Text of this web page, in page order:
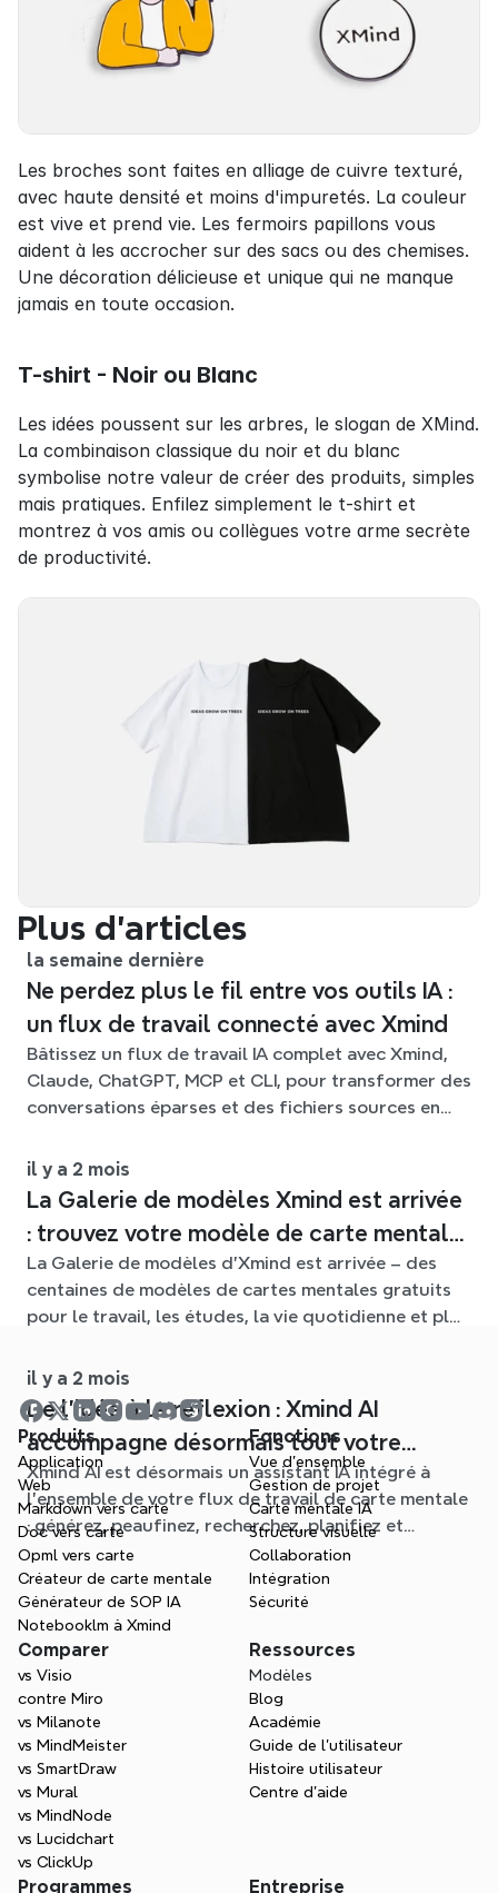
Les broches sont faites en alliage de cuivre texturé,
avec haute densité et moins d'impuretés. La couleur
est vive et prend vie. Les fermoirs papillons vous
aident à les accrocher sur des sacs ou des chemises.
Une décoration délicieuse et unique qui ne manque
jamais en toute occasion.
T-shirt - Noir ou Blanc
Les idées poussent sur les arbres, le slogan de XMind.
La combinaison classique du noir et du blanc
symbolise notre valeur de créer des produits, simples
mais pratiques. Enfilez simplement le t-shirt et
montrez à vos amis ou collègues votre arme secrète
de productivité.
Plus d’articles
la semaine dernière
Ne perdez plus le fil entre vos outils IA :
un flux de travail connecté avec Xmind
Bâtissez un flux de travail IA complet avec Xmind,
Claude, ChatGPT, MCP et CLI, pour transformer des
conversations éparses et des fichiers sources en
il y a 2 mois
La Galerie de modèles Xmind est arrivée
: trouvez votre modèle de carte mentale
pour chaque situation
La Galerie de modèles d'Xmind est arrivée – des
centaines de modèles de cartes mentales gratuits
pour le travail, les études, la vie quotidienne et plus
la page blanche.
il y a 2 mois
De l'idée à la réflexion : Xmind AI
accompagne désormais tout votre
processus de carte mentale
Xmind AI est désormais un assistant IA intégré à
l'ensemble de votre flux de travail de carte mentale
: générez, peaufinez, recherchez, planifiez et
exportez, le tout sans quitter votre Schéma.
Produits
Application
Web
Markdown vers carte
Doc vers carte
Opml vers carte
Créateur de carte mentale
Générateur de SOP IA
Notebooklm à Xmind
Fonctions
Vue d'ensemble
Gestion de projet
Carte mentale IA
Structure visuelle
Collaboration
Intégration
Sécurité
Comparer
vs Visio
contre Miro
vs Milanote
vs MindMeister
vs SmartDraw
vs Mural
vs MindNode
vs Lucidchart
vs ClickUp
Ressources
Modèles
Blog
Académie
Guide de l’utilisateur
Histoire utilisateur
Centre d'aide
Programmes Entreprise